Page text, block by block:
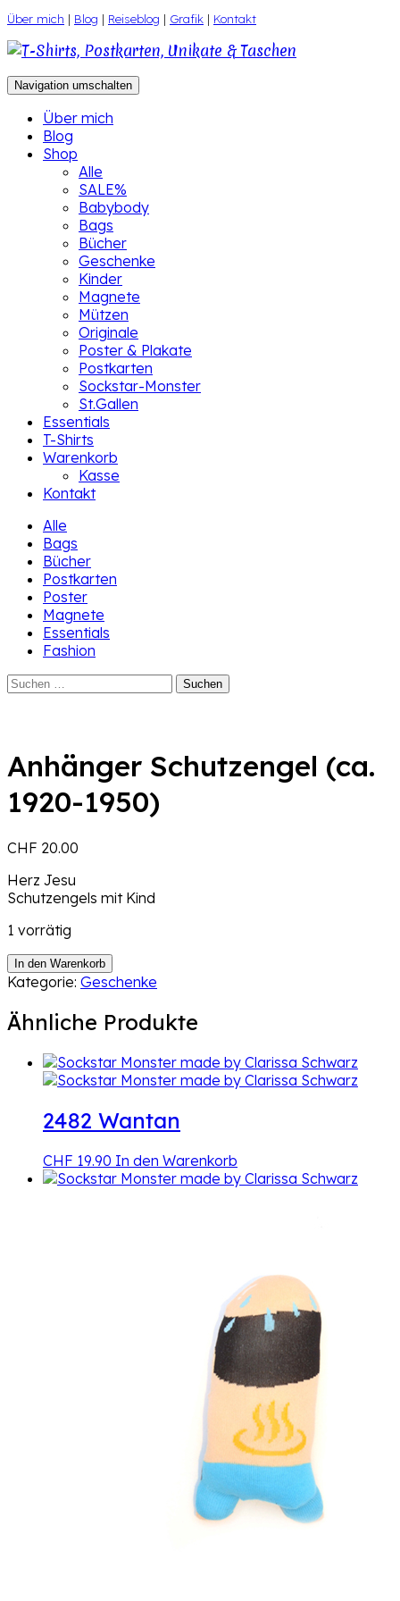
Zum
Inhalt
springen
Über mich | Blog | Reiseblog | Grafik | Kontakt
Navigation umschalten
Über mich
Blog
Shop
Alle
SALE%
Babybody
Bags
Bücher
Geschenke
Kinder
Magnete
Mützen
Originale
Poster & Plakate
Postkarten
Sockstar-Monster
St.Gallen
Essentials
T-Shirts
Warenkorb
Kasse
Kontakt
Alle
Bags
Bücher
Postkarten
Poster
Magnete
Essentials
Fashion
Suchen
Anhänger Schutzengel (ca.
1920-1950)
CHF 20.00
Herz Jesu
Schutzengels mit Kind
1 vorrätig
Anhänger
Schutzengel
1920-
1950)
Menge
In den Warenkorb
Kategorie: Geschenke
Ähnliche Produkte
2482 Wantan
CHF 19.90 In den Warenkorb